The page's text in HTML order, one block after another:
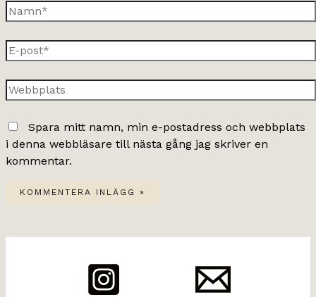
Namn*
E-
post*
Webbplats
Spara mitt namn, min e-postadress och webbplats
i denna webbläsare till nästa gång jag skriver en
kommentar.